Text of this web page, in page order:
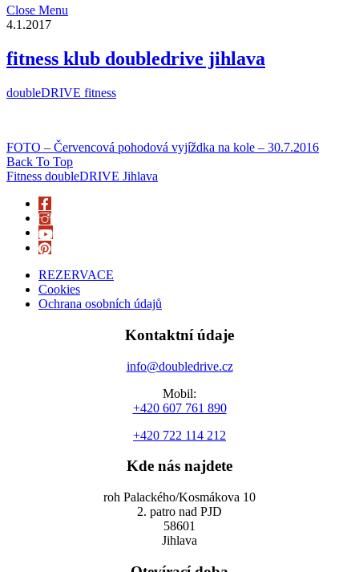
Close Menu
4.1.2017
fitness klub doubledrive jihlava
doubleDRIVE fitness
FOTO – Červencová pohodová vyjíždka na kole – 30.7.2016
Back To Top
Fitness doubleDRIVE Jihlava
REZERVACE
Cookies
Ochrana osobních údajů
Kontaktní údaje
info@doubledrive.cz
Mobil:
+420 607 761 890
+420 722 114 212
Kde nás najdete
roh Palackého/Kosmákova 10
2. patro nad PJD
58601
Jihlava